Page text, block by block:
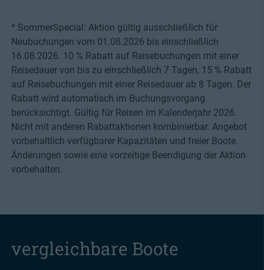
* SommerSpecial: Aktion gültig ausschließlich für
Neubuchungen vom 01.08.2026 bis einschließlich
16.08.2026. 10 % Rabatt auf Reisebuchungen mit einer
Reisedauer von bis zu einschließlich 7 Tagen, 15 % Rabatt
auf Reisebuchungen mit einer Reisedauer ab 8 Tagen. Der
Rabatt wird automatisch im Buchungsvorgang
berücksichtigt. Gültig für Reisen im Kalenderjahr 2026.
Nicht mit anderen Rabattaktionen kombinierbar. Angebot
vorbehaltlich verfügbarer Kapazitäten und freier Boote.
Änderungen sowie eine vorzeitige Beendigung der Aktion
vorbehalten.
vergleichbare Boote